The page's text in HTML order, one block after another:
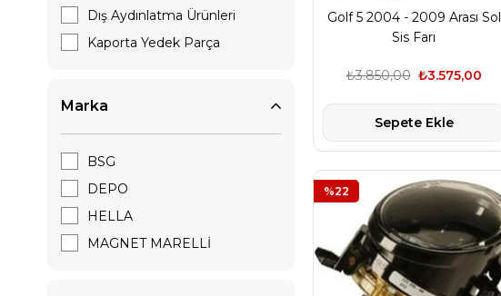
Dış Aydınlatma Ürünleri
Kaporta Yedek Parça
Marka
BSG
DEPO
HELLA
MAGNET MARELLİ
Golf 5 2004 - 2009 Arası Sol
Sis Farı
₺3.575,00
₺3.850,00
Sepete Ekle
%22